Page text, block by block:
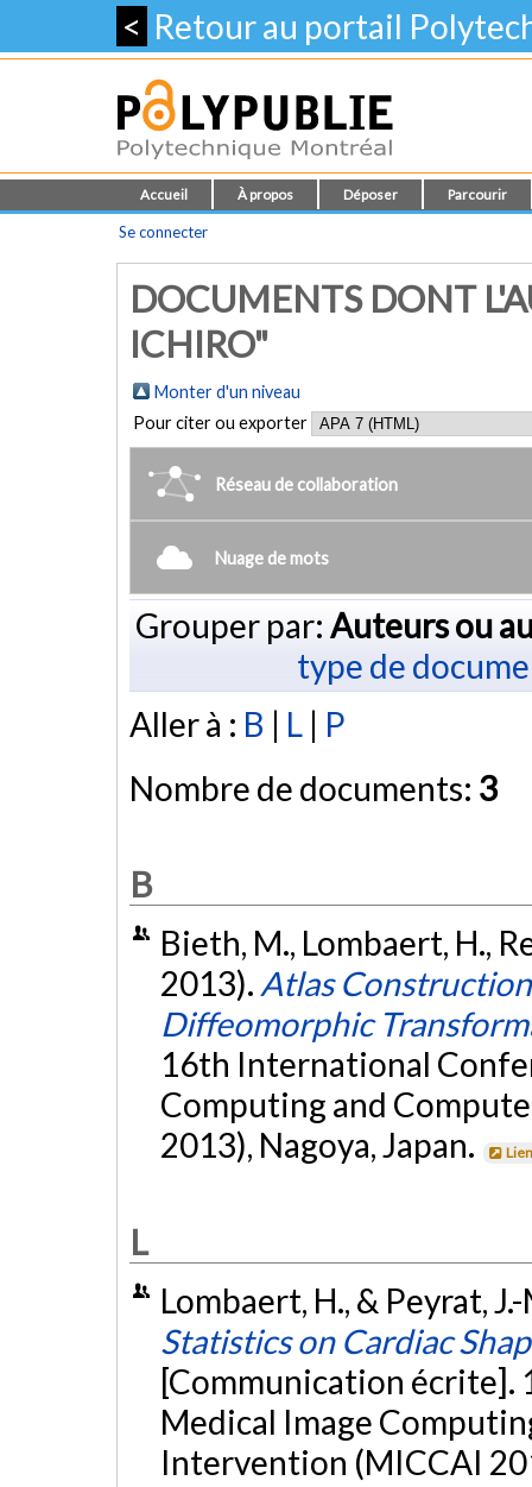
< Retour au portail
Accueil À propos Déposer Parcourir
Se connecter
DOCUMENTS DONT
ICHIRO"
Monter d'un niveau
Pour citer ou exporter
Réseau de collaboration
Nuage de mots
Grouper par: Auteurs ou
type de
Aller à : B | L | P
Nombre de documents: 3
B
Bieth, M., Lombaert, H.,
2013). Atlas
Diffeomorphic
16th International
Computing and
2013), Nagoya, Japan.
L
Lombaert, H., & Peyrat,
Statistics on Cardiac
[Communication
Medical Image
Intervention (MICCAI